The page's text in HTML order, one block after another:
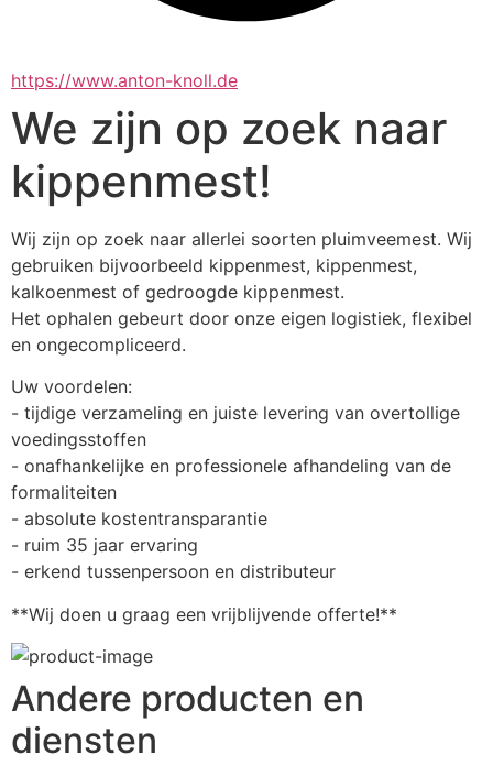
https://www.anton-knoll.de
We zijn op zoek naar
kippenmest!
Wij zijn op zoek naar allerlei soorten pluimveemest. Wij
gebruiken bijvoorbeeld kippenmest, kippenmest,
kalkoenmest of gedroogde kippenmest.
Het ophalen gebeurt door onze eigen logistiek, flexibel
en ongecompliceerd.
Uw voordelen:
- tijdige verzameling en juiste levering van overtollige
voedingsstoffen
- onafhankelijke en professionele afhandeling van de
formaliteiten
- absolute kostentransparantie
- ruim 35 jaar ervaring
- erkend tussenpersoon en distributeur
**Wij doen u graag een vrijblijvende offerte!**
Andere producten en
diensten